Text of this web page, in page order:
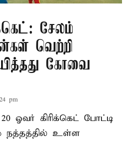
சேலம்
வெற்றி
கோவை
pm
ஓவர் கிரிக்கெட் போட்டி
நத்தத்தில் உள்ள